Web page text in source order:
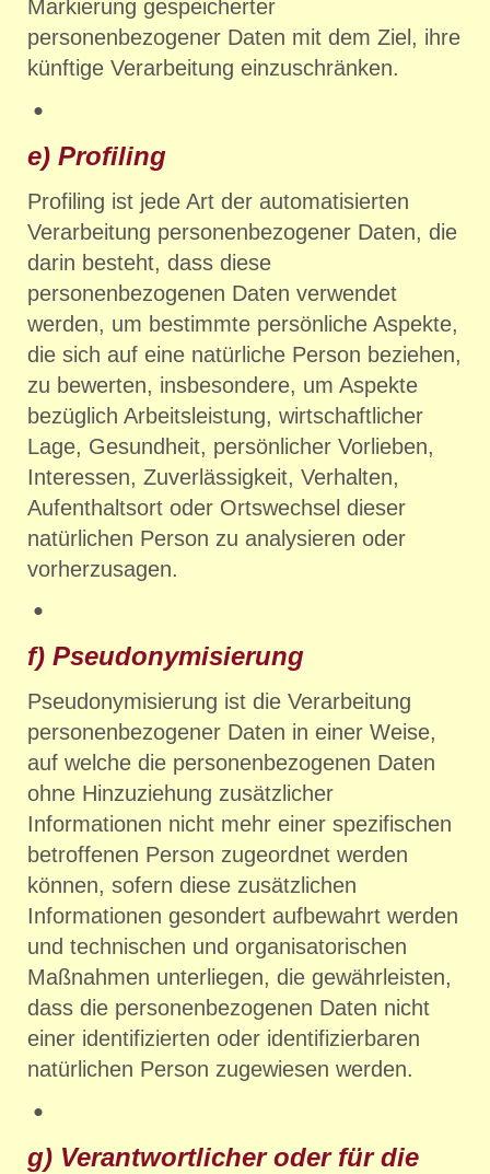
Markierung gespeicherter
personenbezogener Daten mit dem Ziel, ihre
künftige Verarbeitung einzuschränken.
e) Profiling
Profiling ist jede Art der automatisierten
Verarbeitung personenbezogener Daten, die
darin besteht, dass diese
personenbezogenen Daten verwendet
werden, um bestimmte persönliche Aspekte,
die sich auf eine natürliche Person beziehen,
zu bewerten, insbesondere, um Aspekte
bezüglich Arbeitsleistung, wirtschaftlicher
Lage, Gesundheit, persönlicher Vorlieben,
Interessen, Zuverlässigkeit, Verhalten,
Aufenthaltsort oder Ortswechsel dieser
natürlichen Person zu analysieren oder
vorherzusagen.
f) Pseudonymisierung
Pseudonymisierung ist die Verarbeitung
personenbezogener Daten in einer Weise,
auf welche die personenbezogenen Daten
ohne Hinzuziehung zusätzlicher
Informationen nicht mehr einer spezifischen
betroffenen Person zugeordnet werden
können, sofern diese zusätzlichen
Informationen gesondert aufbewahrt werden
und technischen und organisatorischen
Maßnahmen unterliegen, die gewährleisten,
dass die personenbezogenen Daten nicht
einer identifizierten oder identifizierbaren
natürlichen Person zugewiesen werden.
g) Verantwortlicher oder für die